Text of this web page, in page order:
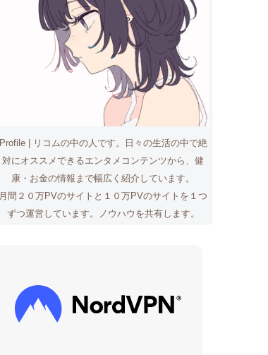
Profile | リコムの中の人です。日々の生活の中で絶
対にオススメできるエンタメコンテンツから、健
康・お金の情報まで幅広く紹介しています。
月間２０万PVのサイトと１０万PVのサイトを１つ
ずつ運営しています。ノウハウを共有します。